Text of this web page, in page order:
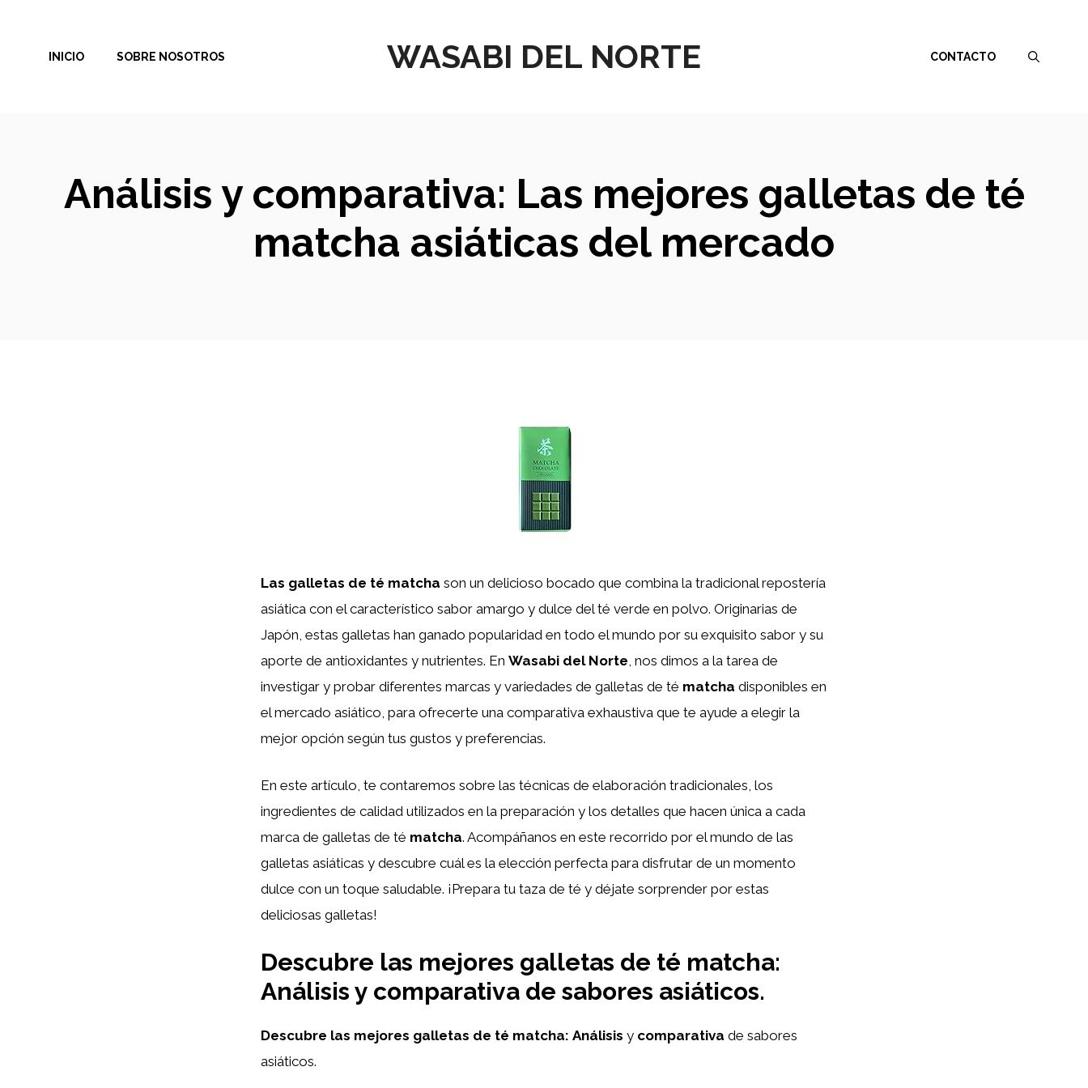
contenido
WASABI DEL NORTE
INICIO SOBRE NOSOTROS CONTACTO
Análisis y comparativa: Las mejores galletas de té
matcha asiáticas del mercado
Las galletas de té matcha son un delicioso bocado que combina la tradicional repostería
asiática con el característico sabor amargo y dulce del té verde en polvo. Originarias de
Japón, estas galletas han ganado popularidad en todo el mundo por su exquisito sabor y su
aporte de antioxidantes y nutrientes. En Wasabi del Norte, nos dimos a la tarea de
investigar y probar diferentes marcas y variedades de galletas de té matcha disponibles en
el mercado asiático, para ofrecerte una comparativa exhaustiva que te ayude a elegir la
mejor opción según tus gustos y preferencias.
En este artículo, te contaremos sobre las técnicas de elaboración tradicionales, los
ingredientes de calidad utilizados en la preparación y los detalles que hacen única a cada
marca de galletas de té matcha. Acompáñanos en este recorrido por el mundo de las
galletas asiáticas y descubre cuál es la elección perfecta para disfrutar de un momento
dulce con un toque saludable. ¡Prepara tu taza de té y déjate sorprender por estas
deliciosas galletas!
Descubre las mejores galletas de té matcha:
Análisis y comparativa de sabores asiáticos.
Descubre las mejores galletas de té matcha: Análisis y comparativa de sabores
asiáticos.